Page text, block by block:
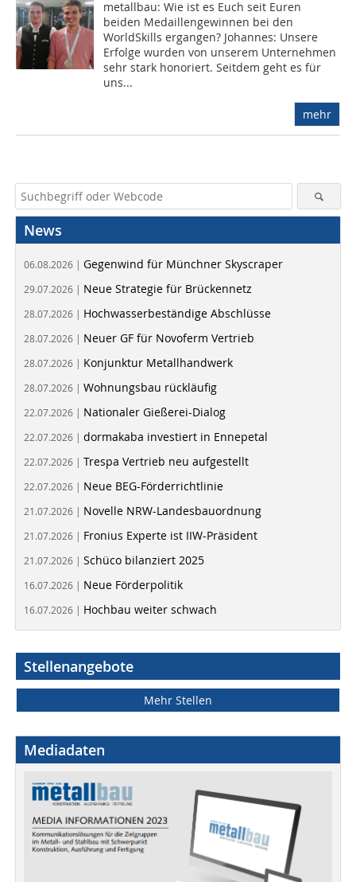
metallbau: Wie ist es Euch seit Euren
beiden Medaillengewinnen bei den
WorldSkills ergangen? Johannes: Unsere
Erfolge wurden von unserem Unternehmen
sehr stark honoriert. Seitdem geht es für
uns...
mehr
News
06.08.2026 | Gegenwind für Münchner Skyscraper
29.07.2026 | Neue Strategie für Brückennetz
28.07.2026 | Hochwasserbeständige Abschlüsse
28.07.2026 | Neuer GF für Novoferm Vertrieb
28.07.2026 | Konjunktur Metallhandwerk
28.07.2026 | Wohnungsbau rückläufig
22.07.2026 | Nationaler Gießerei-Dialog
22.07.2026 | dormakaba investiert in Ennepetal
22.07.2026 | Trespa Vertrieb neu aufgestellt
22.07.2026 | Neue BEG-Förderrichtlinie
21.07.2026 | Novelle NRW-Landesbauordnung
21.07.2026 | Fronius Experte ist IIW-Präsident
21.07.2026 | Schüco bilanziert 2025
16.07.2026 | Neue Förderpolitik
16.07.2026 | Hochbau weiter schwach
Stellenangebote
Mehr Stellen
Mediadaten